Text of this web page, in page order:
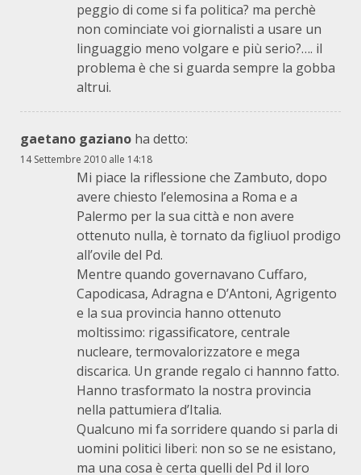
peggio di come si fa politica? ma perchè
non cominciate voi giornalisti a usare un
linguaggio meno volgare e più serio?…. il
problema è che si guarda sempre la gobba
altrui.
gaetano gaziano ha detto:
14 Settembre 2010 alle 14:18
Mi piace la riflessione che Zambuto, dopo
avere chiesto l’elemosina a Roma e a
Palermo per la sua città e non avere
ottenuto nulla, è tornato da figliuol prodigo
all’ovile del Pd.
Mentre quando governavano Cuffaro,
Capodicasa, Adragna e D’Antoni, Agrigento
e la sua provincia hanno ottenuto
moltissimo: rigassificatore, centrale
nucleare, termovalorizzatore e mega
discarica. Un grande regalo ci hannno fatto.
Hanno trasformato la nostra provincia
nella pattumiera d’Italia.
Qualcuno mi fa sorridere quando si parla di
uomini politici liberi: non so se ne esistano,
ma una cosa è certa quelli del Pd il loro